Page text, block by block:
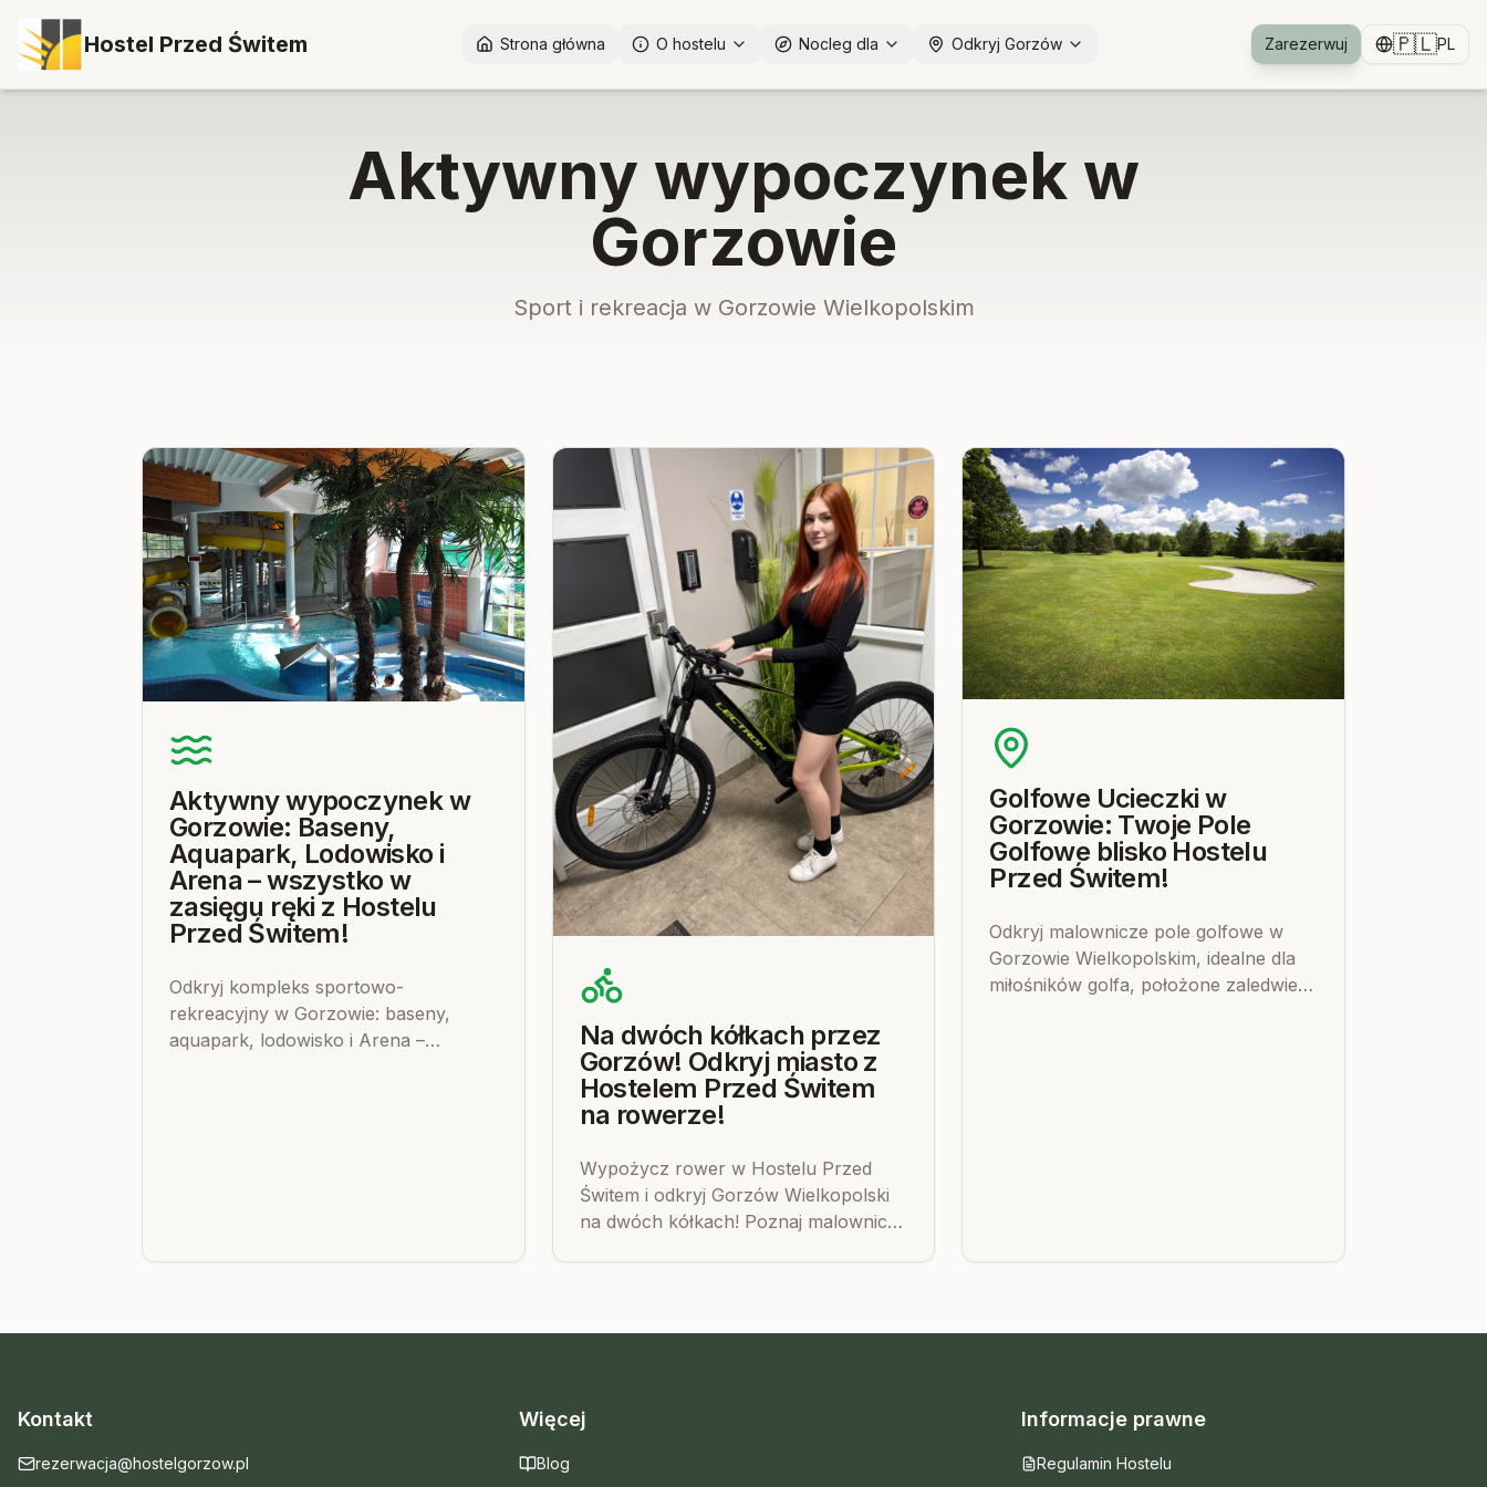
Hostel Przed Świtem Strona główna O hostelu Nocleg dla Odkryj Gorzów Zarezerwuj 🇵🇱PL
Aktywny wypoczynek w
Gorzowie
Sport i rekreacja w Gorzowie Wielkopolskim
Aktywny wypoczynek w
Gorzowie: Baseny,
Aquapark, Lodowisko i
Arena – wszystko w
zasięgu ręki z Hostelu
Przed Świtem!
Odkryj kompleks sportowo-
rekreacyjny w Gorzowie: baseny,
aquapark, lodowisko i Arena –
Na dwóch kółkach przez
Gorzów! Odkryj miasto z
Hostelem Przed Świtem
na rowerze!
Wypożycz rower w Hostelu Przed
Świtem i odkryj Gorzów Wielkopolski
na dwóch kółkach! Poznaj malownicze
Golfowe Ucieczki w
Gorzowie: Twoje Pole
Golfowe blisko Hostelu
Przed Świtem!
Odkryj malownicze pole golfowe w
Gorzowie Wielkopolskim, idealne dla
miłośników golfa, położone zaledwie
Kontakt
rezerwacja@hostelgorzow.pl
Więcej
Blog
Informacje prawne
Regulamin Hostelu